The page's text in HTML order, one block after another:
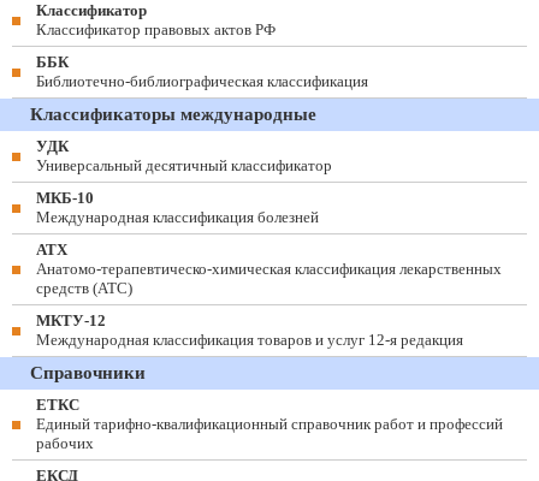
Классификатор
Классификатор правовых актов РФ
ББК
Библиотечно-библиографическая классификация
Классификаторы международные
УДК
Универсальный десятичный классификатор
МКБ-10
Международная классификация болезней
АТХ
Анатомо-терапевтическо-химическая классификация лекарственных
средств (ATC)
МКТУ-12
Международная классификация товаров и услуг 12-я редакция
Справочники
ЕТКС
Единый тарифно-квалификационный справочник работ и профессий
рабочих
ЕКСД